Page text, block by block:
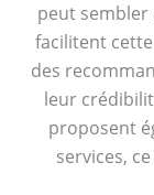
peut sembler
facilitent
des
leur
proposent
services,